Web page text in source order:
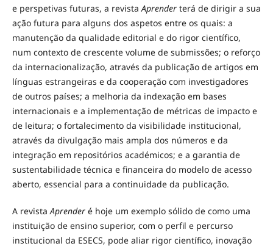
e perspetivas futuras, a revista Aprenderterá de dirigir a sua
ação futura para alguns dos aspetos entre os quais: a
manutenção da qualidade editorial e do rigor científico,
num contexto de crescente volume de submissões; o reforço
da internacionalização, através da publicação de artigos em
línguas estrangeiras e da cooperação com investigadores
de outros países; a melhoria da indexação em bases
internacionais e a implementação de métricas de impacto e
de leitura; o fortalecimento da visibilidade institucional,
através da divulgação mais ampla dos números e da
integração em repositórios académicos; e a garantia de
sustentabilidade técnica e financeira do modelo de acesso
aberto, essencial para a continuidade da publicação.
A revista Aprenderé hoje um exemplo sólido de como uma
instituição de ensino superior, com o perfil e percurso
institucional da ESECS, pode aliar rigor científico, inovação